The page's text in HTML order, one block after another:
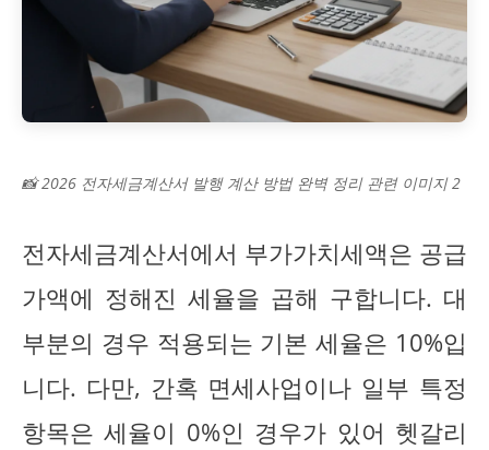
📸 2026 전자세금계산서 발행 계산 방법 완벽 정리 관련 이미지 2
전자세금계산서에서 부가가치세액은 공급
가액에 정해진 세율을 곱해 구합니다. 대
부분의 경우 적용되는 기본 세율은 10%입
니다. 다만, 간혹 면세사업이나 일부 특정
항목은 세율이 0%인 경우가 있어 헷갈리